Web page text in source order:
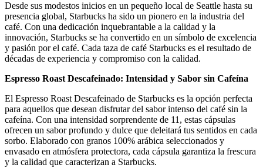
Desde sus modestos inicios en un pequeño local de Seattle hasta su
presencia global, Starbucks ha sido un pionero en la industria del
café. Con una dedicación inquebrantable a la calidad y la
innovación, Starbucks se ha convertido en un símbolo de excelencia
y pasión por el café. Cada taza de café Starbucks es el resultado de
décadas de experiencia y compromiso con la calidad.
Espresso Roast Descafeinado: Intensidad y Sabor sin Cafeína
El Espresso Roast Descafeinado de Starbucks es la opción perfecta
para aquellos que desean disfrutar del sabor intenso del café sin la
cafeína. Con una intensidad sorprendente de 11, estas cápsulas
ofrecen un sabor profundo y dulce que deleitará tus sentidos en cada
sorbo. Elaborado con granos 100% arábica seleccionados y
envasado en atmósfera protectora, cada cápsula garantiza la frescura
y la calidad que caracterizan a Starbucks.